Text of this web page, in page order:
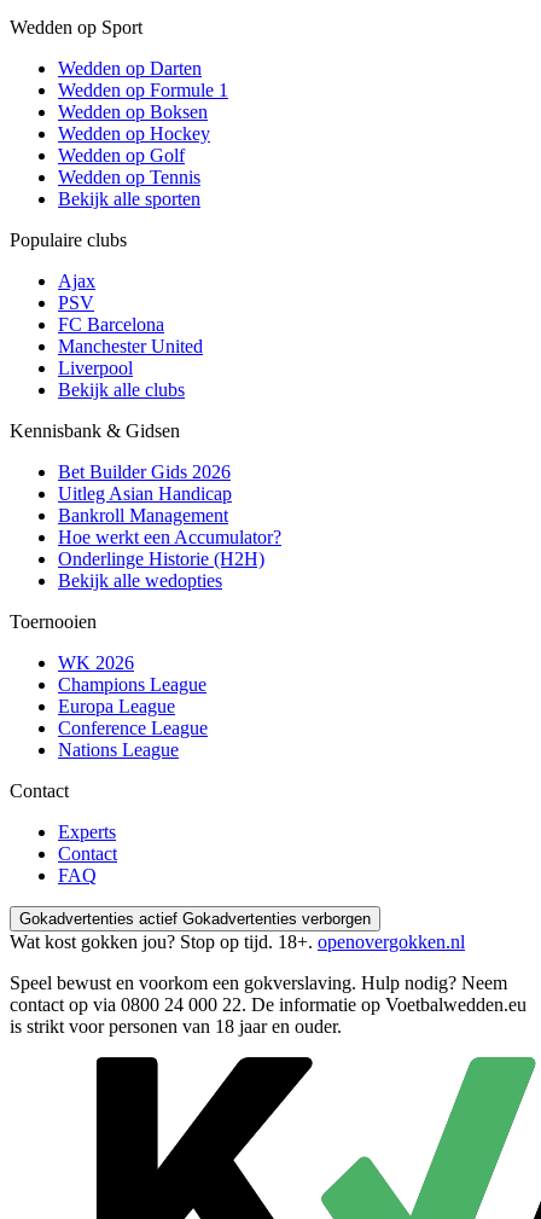
Wedden op Sport
Wedden op Darten
Wedden op Formule 1
Wedden op Boksen
Wedden op Hockey
Wedden op Golf
Wedden op Tennis
Bekijk alle sporten
Populaire clubs
Ajax
PSV
FC Barcelona
Manchester United
Liverpool
Bekijk alle clubs
Kennisbank & Gidsen
Bet Builder Gids 2026
Uitleg Asian Handicap
Bankroll Management
Hoe werkt een Accumulator?
Onderlinge Historie (H2H)
Bekijk alle wedopties
Toernooien
WK 2026
Champions League
Europa League
Conference League
Nations League
Contact
Experts
Contact
FAQ
Gokadvertenties actief Gokadvertenties verborgen
Wat kost gokken jou? Stop op tijd. 18+. openovergokken.nl
Speel bewust en voorkom een gokverslaving. Hulp nodig? Neem
contact op via 0800 24 000 22. De informatie op Voetbalwedden.eu
is strikt voor personen van 18 jaar en ouder.